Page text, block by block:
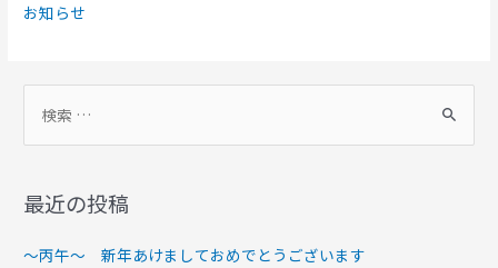
お知らせ
最近の投稿
～丙午～ 新年あけましておめでとうございます